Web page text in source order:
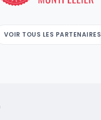
VOIR TOUS LES PARTENAIRES